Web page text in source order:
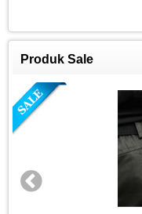
Produk Sale